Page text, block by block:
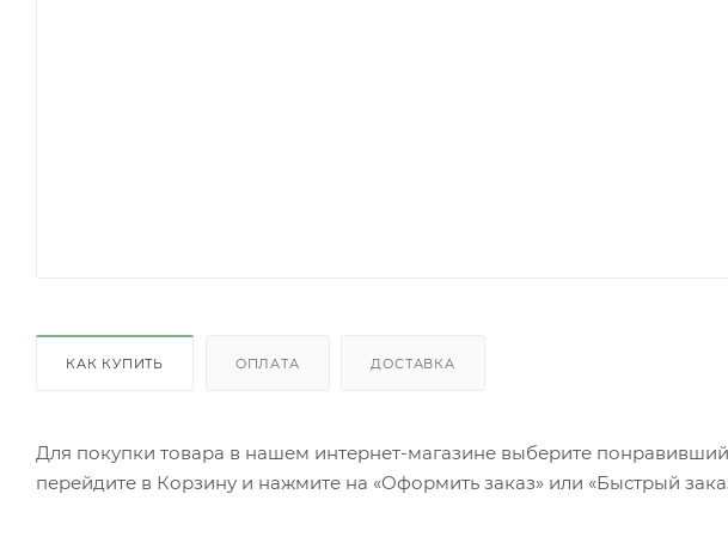
КАК КУПИТЬ ОПЛАТА ДОСТАВКА
Для покупки товара в нашем интернет-магазине выберите
перейдите в Корзину и нажмите на «Оформить заказ» или «Быстрый